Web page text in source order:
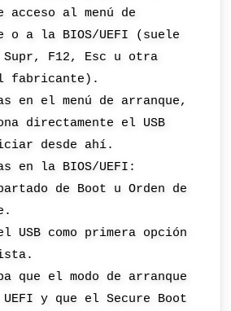
acceso al menú de
o a la BIOS/UEFI (suele
F12, Esc u otra
fabricante).
en el menú de arranque,
directamente el USB
desde ahí.
en la BIOS/UEFI:
de Boot u Orden de
USB como primera opción
que el modo de arranque
y que el Secure Boot